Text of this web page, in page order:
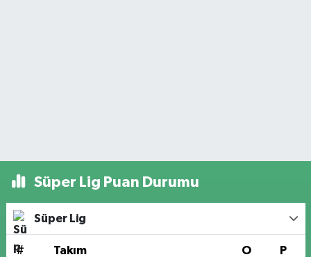
Süper Lig Puan Durumu
Süper Lig
# Takım O P